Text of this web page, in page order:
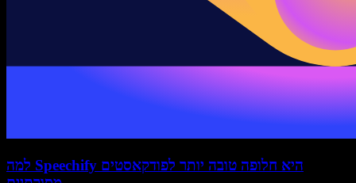
למה Speechify היא חלופה טובה יותר לפודקאסטים